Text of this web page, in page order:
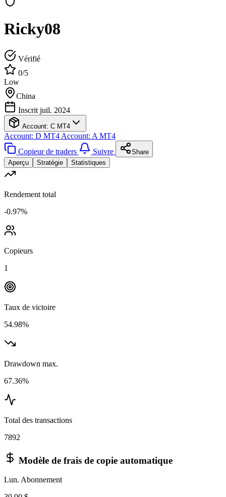
Ricky08
Vérifié
0/5
Low
China
Inscrit juil. 2024
Account: C MT4
Account: D MT4 Account: A MT4
Copieur de traders
Suivre
Share
Aperçu
Stratégie Statistiques
Rendement total
-0.97%
Copieurs
1
Taux de victoire
54.98%
Drawdown max.
67.36%
Total des transactions
7892
Modèle de frais de copie automatique
Lun. Abonnement